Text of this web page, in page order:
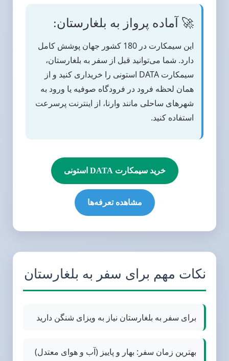
🚀 آماده پرواز به بلغارستان:
این سیمکارت در 180 کشور جهان پوشش کامل
دارد. شما می‌توانید قبل از سفر به بلغارستان،
سیمکارت DATA استونی را خریداری کنید و از
همان لحظه فرود در فرودگاه صوفیه یا ورود به
شهرهای ساحلی مانند وارنا، از اینترنت پرسرعت
استفاده کنید.
خرید سیمکارت DATA استونی
مشاهده تعرفه‌ها
نکات مهم برای سفر به بلغارستان
برای سفر به بلغارستان نیاز به ویزای شنگن دارید
بهترین زمان سفر: بهار و پاییز (آب و هوای معتدل)